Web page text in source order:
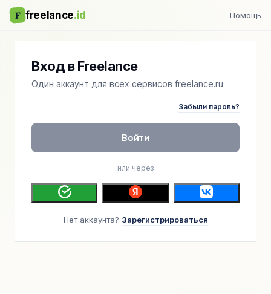
F freelance.id Помощь
Вход в Freelance
Один аккаунт для всех сервисов freelance.ru
Забыли пароль?
Войти
или через
Нет аккаунта? Зарегистрироваться